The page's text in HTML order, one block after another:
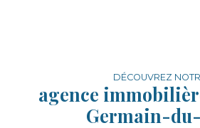
DÉCOUVREZ
agence
Germain-